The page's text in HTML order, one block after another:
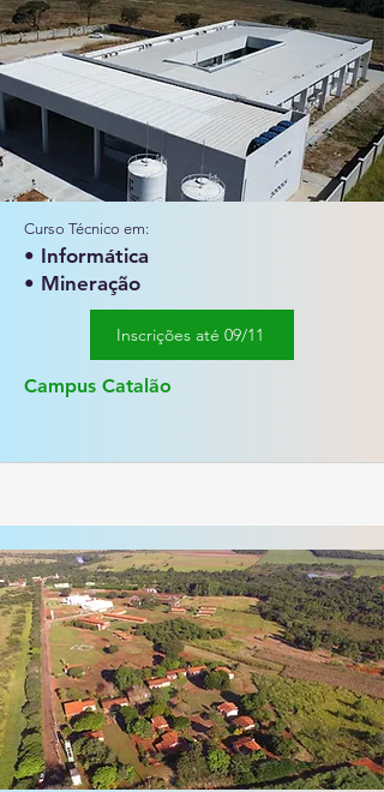
Curso Técnico em:
• Informática
• Mineração
Inscrições até 09/11
Campus Catalão